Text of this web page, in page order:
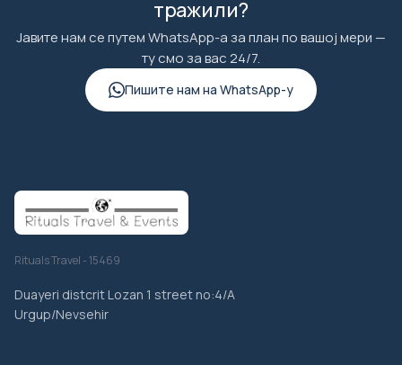
тражили?
Јавите нам се путем WhatsApp-а за план по вашој мери —
ту смо за вас 24/7.
Пишите нам на WhatsApp-у
Rituals Travel - 15469
Duayeri distcrit Lozan 1 street no:4/A
Urgup/Nevsehir